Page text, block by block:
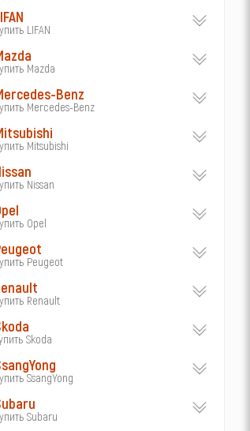
LIFAN
Mazda
Benz
Mercedes-Benz
Mitsubishi
Nissan
Opel
Peugeot
Renault
Skoda
SsangYong
Subaru